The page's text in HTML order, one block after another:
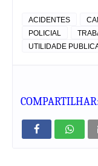
ACIDENTES
POLICIAL
UTILIDADE